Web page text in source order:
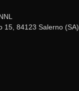
15, 84123 Salerno (SA)